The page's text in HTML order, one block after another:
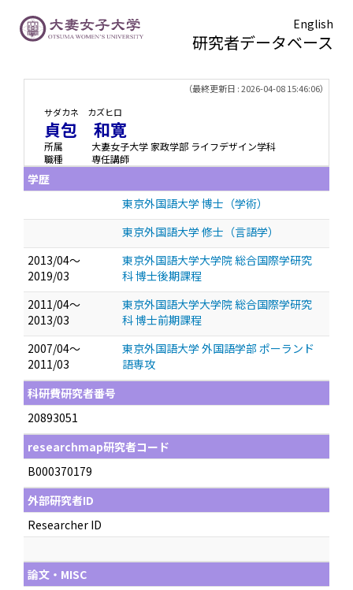
English
研究者データベース
（最終更新日 : 2026-04-08 15:46:06）
サダカネ カズヒロ
貞包 和寛
所属
大妻女子大学 家政学部 ライフデザイン学科
職種
専任講師
学歴
東京外国語大学 博士（学術）
東京外国語大学 修士（言語学）
2013/04～
2019/03
東京外国語大学大学院 総合国際学研究
科 博士後期課程
2011/04～
2013/03
東京外国語大学大学院 総合国際学研究
科 博士前期課程
2007/04～
2011/03
東京外国語大学 外国語学部 ポーランド
語専攻
科研費研究者番号
20893051
researchmap研究者コード
B000370179
外部研究者ID
Researcher ID
論文・MISC